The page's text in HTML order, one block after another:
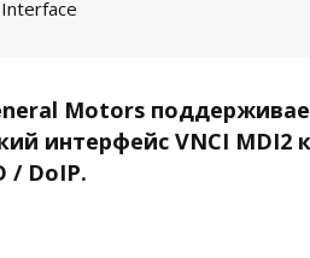
Motors
интерфейс VNCI MDI2
/ DoIP.